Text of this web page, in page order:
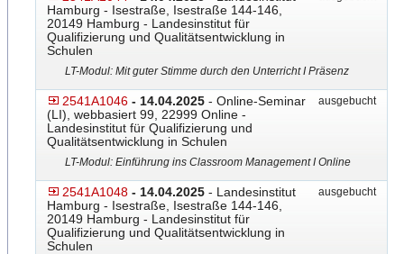
Hamburg - Isestraße, Isestraße 144-146,
20149 Hamburg - Landesinstitut für
Qualifizierung und Qualitätsentwicklung in
Schulen
LT-Modul: Mit guter Stimme durch den Unterricht I Präsenz
2541A1046 - 14.04.2025 - Online-Seminar
(LI), webbasiert 99, 22999 Online -
Landesinstitut für Qualifizierung und
Qualitätsentwicklung in Schulen
ausgebucht
LT-Modul: Einführung ins Classroom Management I Online
2541A1048 - 14.04.2025 - Landesinstitut
Hamburg - Isestraße, Isestraße 144-146,
20149 Hamburg - Landesinstitut für
Qualifizierung und Qualitätsentwicklung in
Schulen
ausgebucht